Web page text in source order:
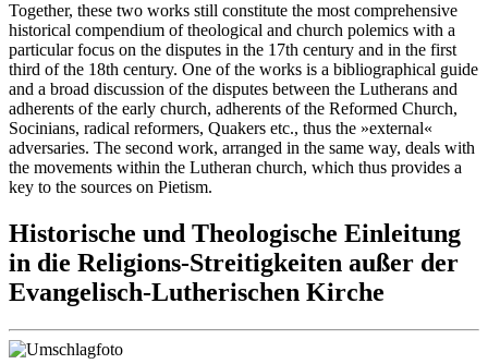
Together, these two works still constitute the most comprehensive
historical compendium of theological and church polemics with a
particular focus on the disputes in the 17th century and in the first
third of the 18th century. One of the works is a bibliographical guide
and a broad discussion of the disputes between the Lutherans and
adherents of the early church, adherents of the Reformed Church,
Socinians, radical reformers, Quakers etc., thus the »external«
adversaries. The second work, arranged in the same way, deals with
the movements within the Lutheran church, which thus provides a
key to the sources on Pietism.
Historische und Theologische Einleitung
in die Religions-Streitigkeiten außer der
Evangelisch-Lutherischen Kirche